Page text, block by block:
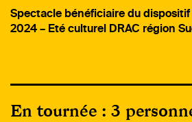
Spectacle bénéficiaire du
2024 – Eté culturel DRAC région
En tournée : 3